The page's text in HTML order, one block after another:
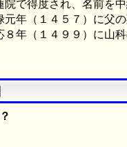
で得度され、名前を
年（１４５７）に父
年（１４９９）に山